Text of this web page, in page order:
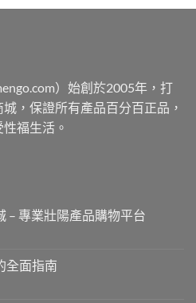
）始創於2005年，打
，保證所有產品百分百正品，
福生活。
– 專業壯陽產品購物平台
全面指南